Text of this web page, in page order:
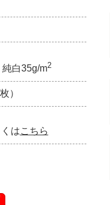
白35g/m2
）
はこちら